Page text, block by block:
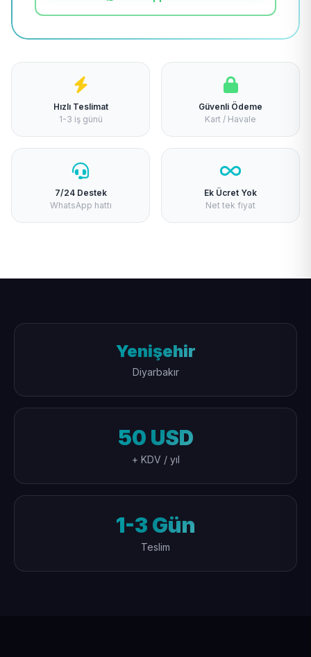
Hızlı Teslimat
1-3 iş günü
Güvenli Ödeme
Kart / Havale
7/24 Destek
WhatsApp hattı
Ek Ücret Yok
Net tek fiyat
Yenişehir
Diyarbakır
50 USD
+ KDV / yıl
1-3 Gün
Teslim